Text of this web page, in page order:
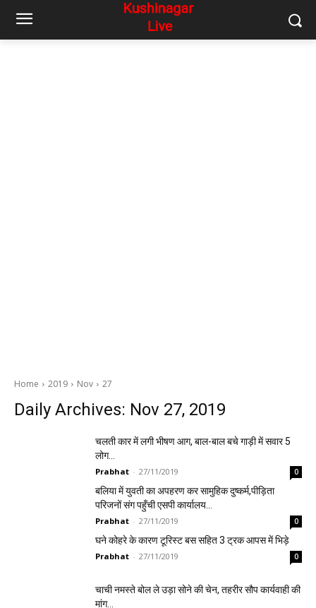
Home 2019 Nov 27
Daily Archives: Nov 27, 2019
चलती कार में लगी भीषण आग, बाल-बाल बचे गाड़ी में सवार 5
लोग…
Prabhat - 27/11/2019 0
बलिया में युवती का अपहरण कर सामुहिक दुष्कर्म,पीड़िता
परिजनों संग पहुँची एसपी कार्यालय…
Prabhat - 27/11/2019 0
घने कोहरे के कारण टूरिस्ट बस सहित 3 ट्रक आपस में भिड़े
Prabhat - 27/11/2019 0
चाची नमस्ते बोल ले उड़ा सोने की चेन, तहरीर सौप कार्यवाही की
मांग…